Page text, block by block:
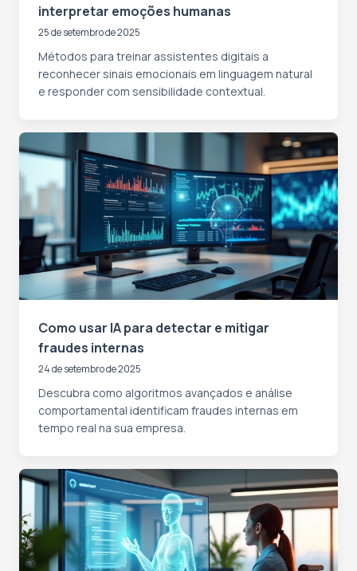
interpretar emoções humanas
25 de setembro de 2025
Métodos para treinar assistentes digitais a
reconhecer sinais emocionais em linguagem natural
e responder com sensibilidade contextual.
Como usar IA para detectar e mitigar
fraudes internas
24 de setembro de 2025
Descubra como algoritmos avançados e análise
comportamental identificam fraudes internas em
tempo real na sua empresa.